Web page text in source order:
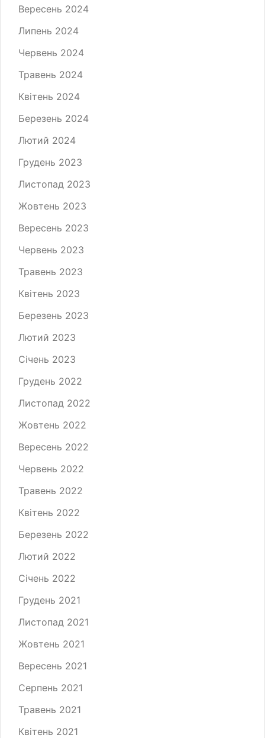
Вересень 2024
Липень 2024
Червень 2024
Травень 2024
Квітень 2024
Березень 2024
Лютий 2024
Грудень 2023
Листопад 2023
Жовтень 2023
Вересень 2023
Червень 2023
Травень 2023
Квітень 2023
Березень 2023
Лютий 2023
Січень 2023
Грудень 2022
Листопад 2022
Жовтень 2022
Вересень 2022
Червень 2022
Травень 2022
Квітень 2022
Березень 2022
Лютий 2022
Січень 2022
Грудень 2021
Листопад 2021
Жовтень 2021
Вересень 2021
Серпень 2021
Травень 2021
Квітень 2021